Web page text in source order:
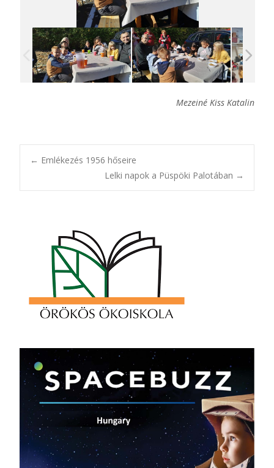
Mezeiné Kiss Katalin
Post
← Emlékezés 1956 hőseire
Lelki napok a Püspöki Palotában →